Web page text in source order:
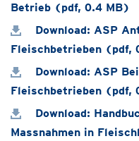
Betrieb (pdf, 0.4 MB)
Download: ASP
Fleischbetrieben (pdf,
Download: ASP
Fleischbetrieben (pdf,
Download:
Massnahmen in